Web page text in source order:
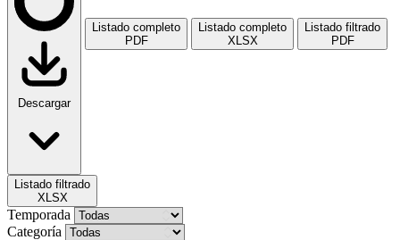
Descargar
Listado completo
PDF
Listado completo
XLSX
Listado filtrado
PDF
Listado filtrado
XLSX
Temporada
Categoría